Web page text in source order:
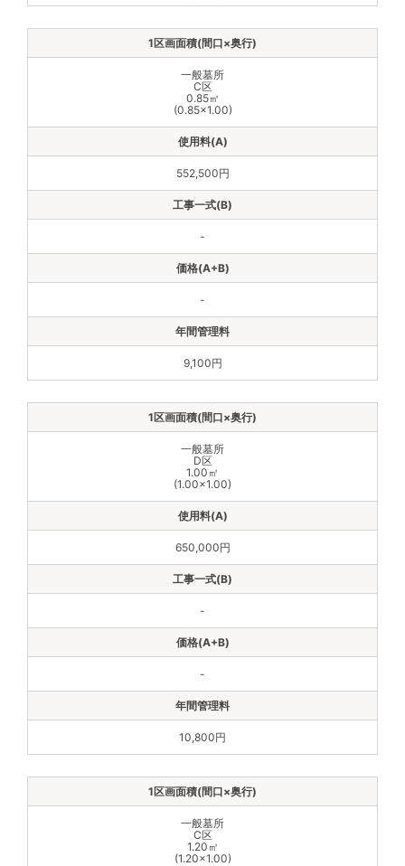
一般墓所
C区
0.85㎡
(0.85×1.00)
552,500円
-
-
9,100円
一般墓所
D区
1.00㎡
(1.00×1.00)
650,000円
-
-
10,800円
一般墓所
C区
1.20㎡
(1.20×1.00)